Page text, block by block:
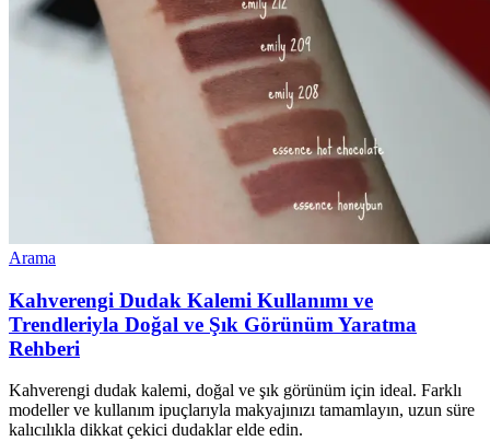
Arama
Kahverengi Dudak Kalemi Kullanımı ve
Trendleriyla Doğal ve Şık Görünüm Yaratma
Rehberi
Kahverengi dudak kalemi, doğal ve şık görünüm için ideal. Farklı
modeller ve kullanım ipuçlarıyla makyajınızı tamamlayın, uzun süre
kalıcılıkla dikkat çekici dudaklar elde edin.